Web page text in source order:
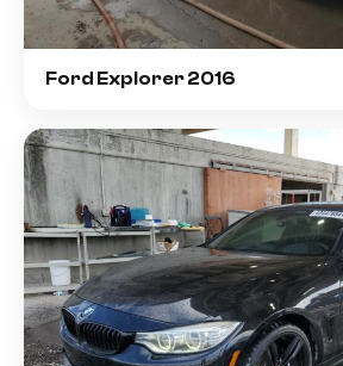
Ford Explorer 2016